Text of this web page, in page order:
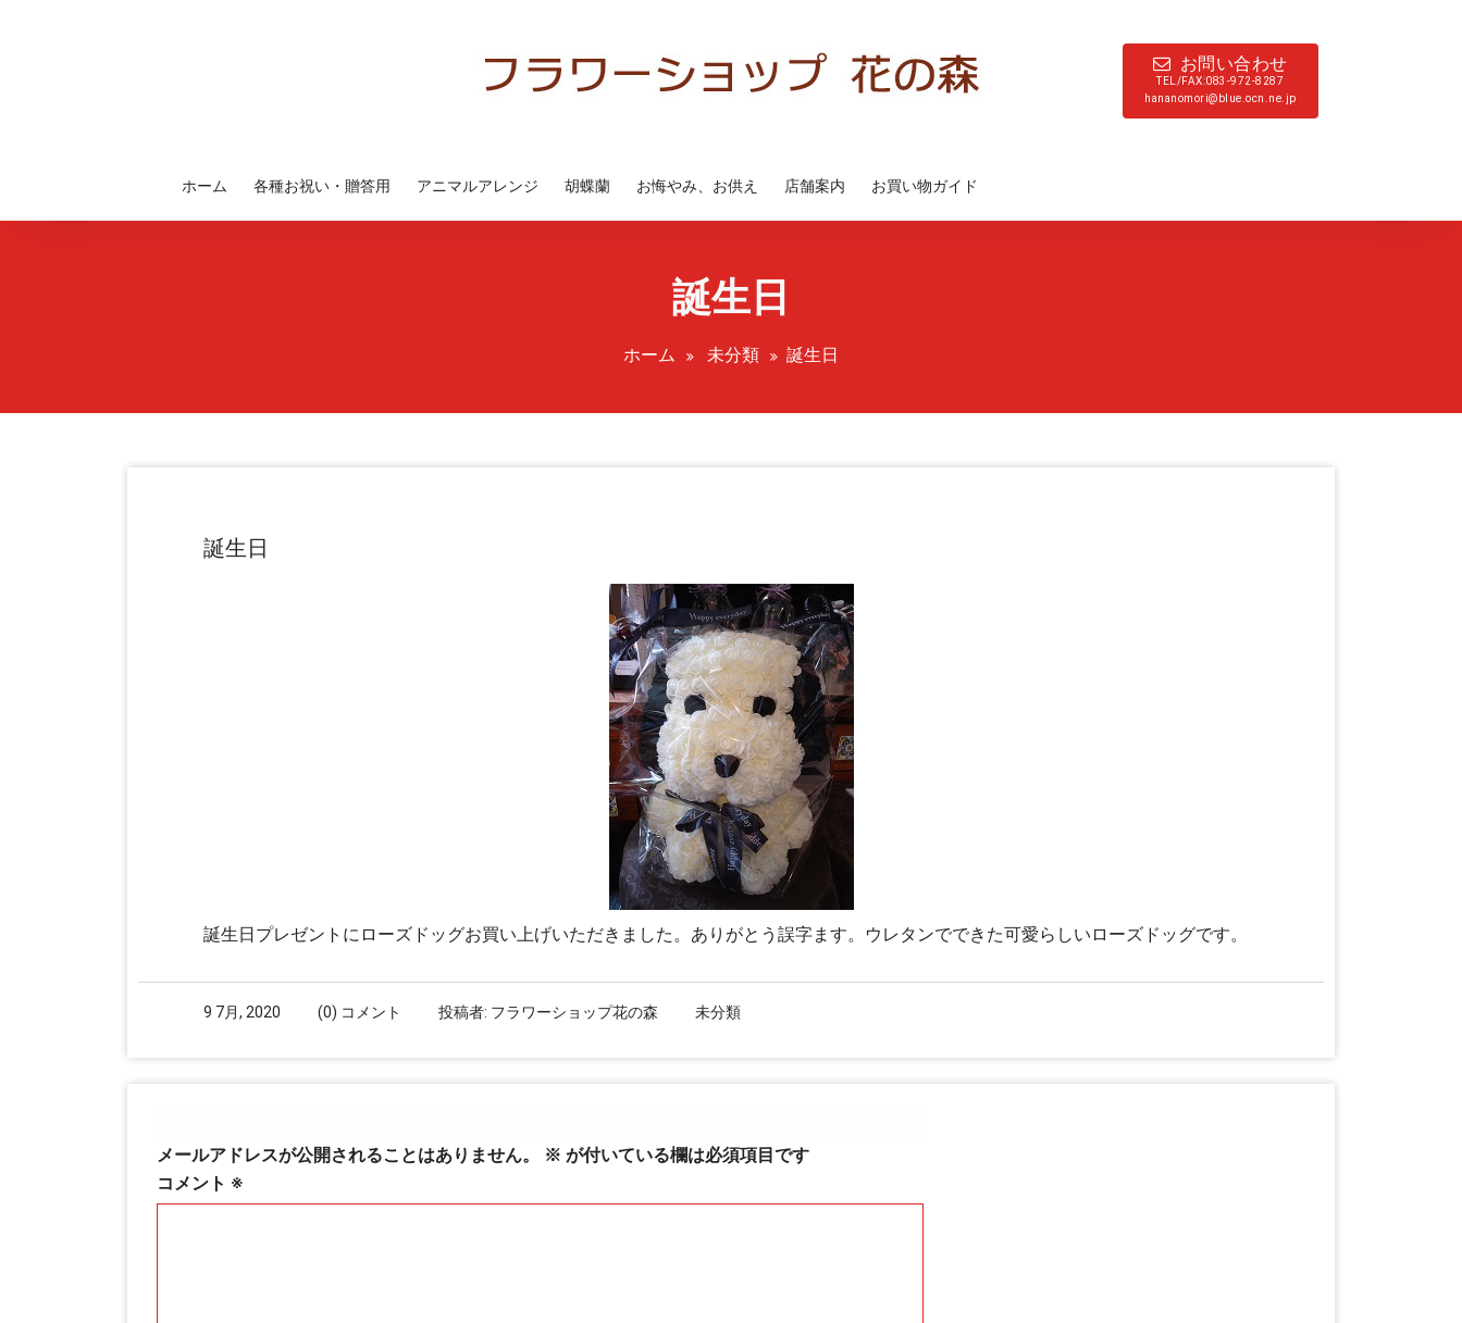
ッ
お問い合わせ
TEL/FAX:083-972-8287
hananomori@blue.ocn.ne.jp
ホーム 各種お祝い・贈答用 アニマルアレンジ 胡蝶蘭 お悔やみ、お供え 店舗案内 お買い物ガイド
誕生日
ホーム 未分類 誕生日
誕生日
誕生日プレゼントにローズドッグお買い上げいただきました。ありがとう誤字ます。ウレタンでできた可愛らしいローズドッグです。
9 7月, 2020 (0) コメント 投稿者: フラワーショップ花の森 未分類
メールアドレスが公開されることはありません。 ※ が付いている欄は必須項目です
コメント ※